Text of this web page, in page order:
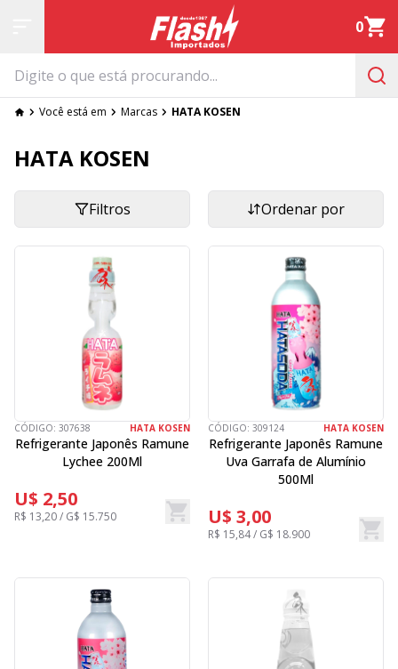
0
Você está em Marcas HATA KOSEN
HATA KOSEN
Filtros Ordenar por
CÓDIGO: 307638 HATA KOSEN
Refrigerante Japonês Ramune
Lychee 200Ml
U$ 2,50
R$ 13,20 / G$ 15.750
CÓDIGO: 309124 HATA KOSEN
Refrigerante Japonês Ramune
Uva Garrafa de Alumínio
500Ml
U$ 3,00
R$ 15,84 / G$ 18.900